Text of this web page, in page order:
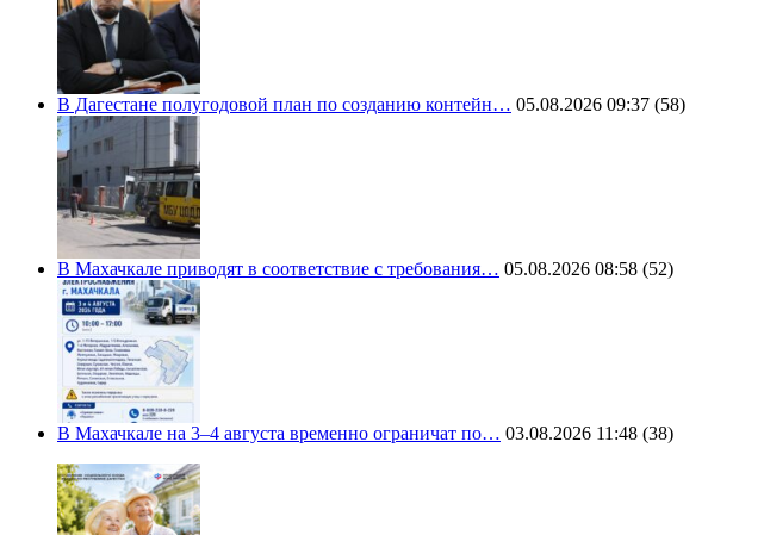
В Дагестане полугодовой план по созданию контейн… 05.08.2026 09:37 (58)
В Махачкале приводят в соответствие с требования… 05.08.2026 08:58 (52)
В Махачкале на 3–4 августа временно ограничат по… 03.08.2026 11:48 (38)